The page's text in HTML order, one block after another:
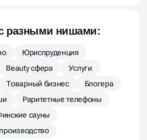
разными нишами:
Юриспруденция
Beauty сфера
Услуги
Товарный бизнес
Блогера
Раритетные телефоны
сауны